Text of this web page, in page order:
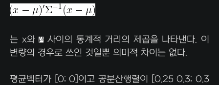
는 x와
사이의 통계적 거리의 제곱을 나타낸다. 이
변량의 경우로 쓰인 것일뿐 의미적 차이는 없다.
평균벡터가 [0; 0]이고 공분산행렬이 [0.25 0.3; 0.3